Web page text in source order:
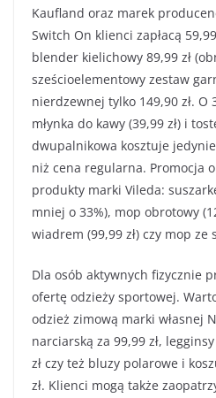
Kaufland oraz marek
Switch On klienci zapłacą
blender kielichowy 89,99 zł
sześcioelementowy zestaw
nierdzewnej tylko 149,90 zł. O
młynka do kawy (39,99 zł) i
dwupalnikowa kosztuje jedynie
niż cena regularna. Promocja
produkty marki Vileda:
mniej o 33%), mop obrotowy
wiadrem (99,99 zł) czy mop ze
Dla osób aktywnych fizycznie
ofertę odzieży sportowej.
odzież zimową marki własnej
narciarską za 99,99 zł,
zł czy też bluzy polarowe i
zł. Klienci mogą także